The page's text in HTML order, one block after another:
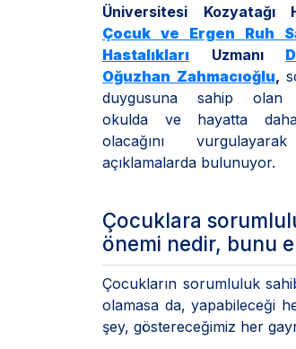
Üniversitesi Kozyatağı
Çocuk ve Ergen Ruh
Hastalıkları Uzmanı
Oğuzhan Zahmacıoğlu,
duygusuna sahip olan
okulda ve hayatta daha
olacağını
açıklamalarda bulunuyor.
Çocuklara
önemi nedir, bunu
Çocukların sorumluluk
olamasa da, yapabileceği
şey, göstereceğimiz her